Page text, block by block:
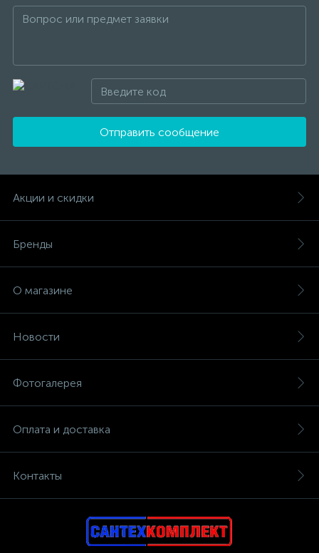
Отправить сообщение
Акции и скидки
Бренды
О магазине
Новости
Фотогалерея
Оплата и доставка
Контакты